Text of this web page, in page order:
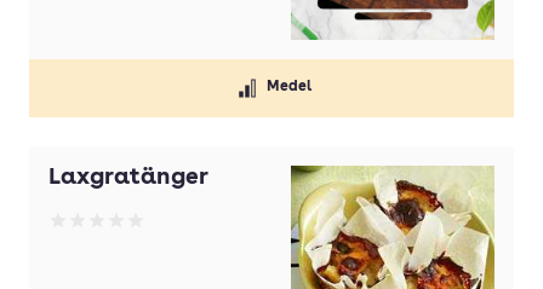
Medel
Laxgratänger